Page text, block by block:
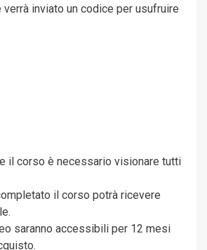
inviato un codice per usufruire
il corso è necessario visionare tutti
il corso potrà ricevere
saranno accessibili per 12 mesi